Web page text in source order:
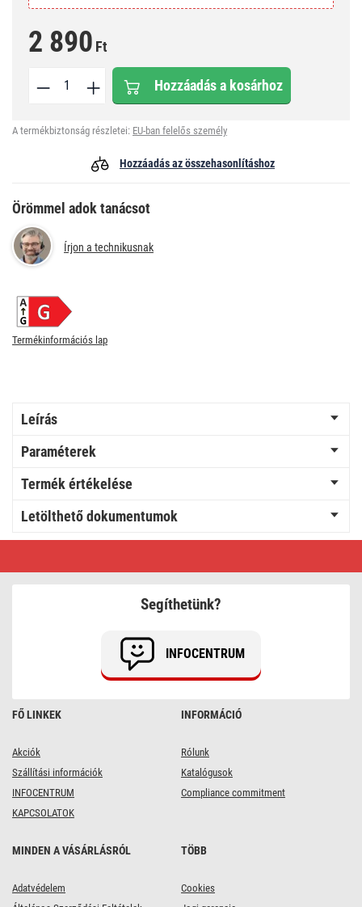
2 890 Ft
Hozzáadás a kosárhoz
A termékbiztonság részletei: EU-ban felelős személy
Hozzáadás az összehasonlításhoz
Örömmel adok tanácsot
Írjon a technikusnak
Termékinformációs lap
Leírás
Paraméterek
Termék értékelése
Letölthető dokumentumok
FŐ LINKEK
Akciók
Szállítási információk
INFOCENTRUM
KAPCSOLATOK
INFORMÁCIÓ
Rólunk
Katalógusok
Compliance commitment
MINDEN A VÁSÁRLÁSRÓL
Adatvédelem
TÖBB
Cookies
Segíthetünk?
INFOCENTRUM